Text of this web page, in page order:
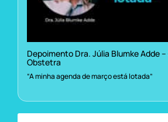
Depoimento Dra. Júlia Blumke Adde
Obstetra
“A minha agenda de março está lotada”